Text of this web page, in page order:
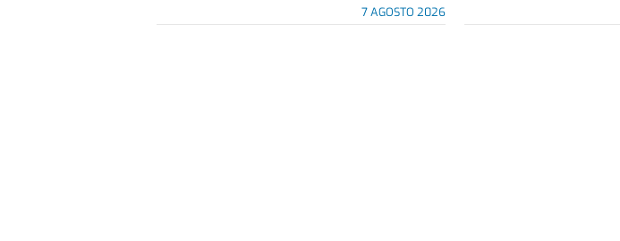
7 AGOSTO 2026